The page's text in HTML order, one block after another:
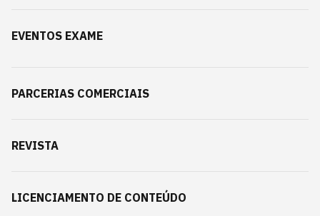
EVENTOS EXAME
PARCERIAS COMERCIAIS
REVISTA
LICENCIAMENTO DE CONTEÚDO